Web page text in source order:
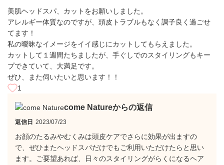
美肌ヘッドスパ、カットをお願いしました。
アレルギー体質なのですが、頭皮トラブルもなく調子良く過ごせ
てます！
私の曖昧なイメージをイイ感じにカットしてもらえました。
カットして１週間たちましたが、手ぐしでのスタイリングもキー
プできていて、大満足です。
ぜひ、また伺いたいと思います！！
1
come Natureからの返信
返信日 2023/07/23
お顔のたるみやむくみは頭皮ケアでさらに効果が出ますの
で、ぜひまたヘッドスパだけでもご利用いただけたらと思い
ます。ご要望あれば、日々のスタイリングがらくになるヘア